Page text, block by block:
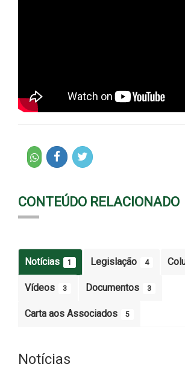
CONTEÚDO RELACIONADO
Notícias 1 Legislação 4
Vídeos 3 Documentos 3
Carta aos Associados 5
Notícias